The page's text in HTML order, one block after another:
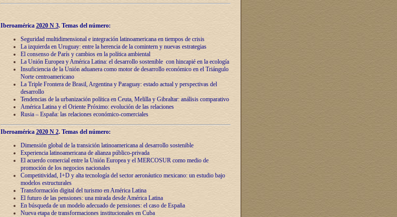
Iberoamérica 2020 N 3.Temas del número:
Seguridad multidimensional e integración latinoamericana en tiempos de crisis
La izquierda en Uruguay: entre la herencia de lа comintern y nuevas estrategias
El consenso de París y cambios en la política ambiental
La Unión Europea y América Latina: el desarrollo sostenible con hincapié en la ecología
Insuficiencia de la Unión aduanera como motor de desarrollo económico en el Triángulo
Norte centroamericano
La Triple Frontera de Brasil, Argentina y Paraguay: estado actual y perspectivas del
desarrollo
Tendencias de la urbanización política en Ceuta, Melilla y Gibraltar: análisis comparativo
América Latina y el Oriente Próximo: evolución de las relaciones
Rusia – España: las relaciones económico-comerciales
Iberoamérica 2020 N 2.Temas del número:
Dimensión global de la transición latinoamericana al desarrollo sostenible
Experiencia latinoamericana de alianza público-privada
El acuerdo comercial entre la Unión Europea y el MERCOSUR como medio de
promoción de los negocios nacionales
Competitividad, I+D y alta tecnología del sector aeronáutico mexicano: un estudio bajo
modelos estructurales
Transformación digital del turismo en América Latina
El futuro de las pensiones: una mirada desde América Latina
En búsqueda de un modelo adecuado de pensiones: el caso de España
Nueva etapa de transformaciones institucionales en Cuba